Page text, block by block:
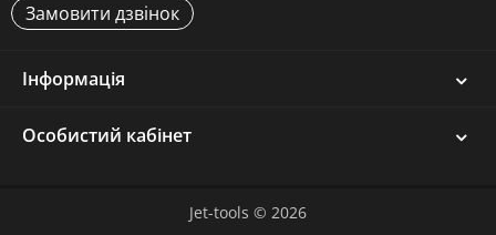
Замовити дзвінок
Інформація
Особистий кабінет
Jet-tools © 2026